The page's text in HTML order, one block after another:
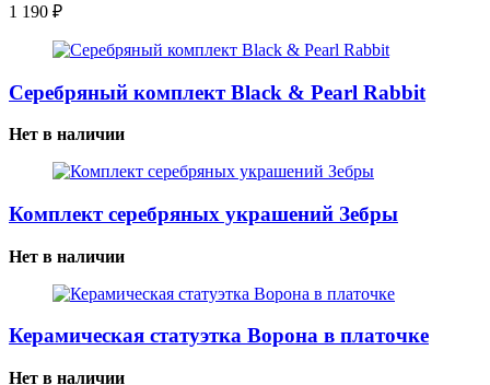
1 190 ₽
Серебряный комплект Black & Pearl Rabbit
Нет в наличии
Комплект серебряных украшений Зебры
Нет в наличии
Керамическая статуэтка Ворона в платочке
Нет в наличии